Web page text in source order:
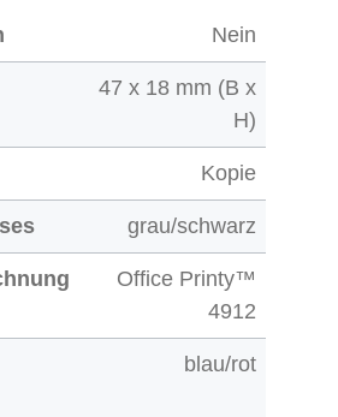
Nein
47 x 18 mm (B x
H)
Kopie
grau/schwarz
Office Printy™
4912
blau/rot